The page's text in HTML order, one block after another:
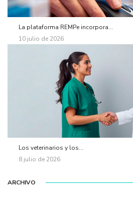
La plataforma REMPe incorpora...
10 julio de 2026
Los veterinarios y los...
8 julio de 2026
ARCHIVO